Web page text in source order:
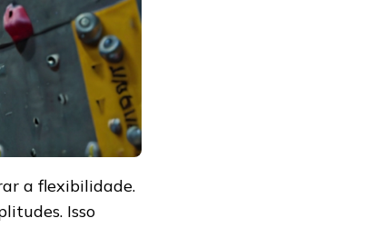
a flexibilidade.
Isso